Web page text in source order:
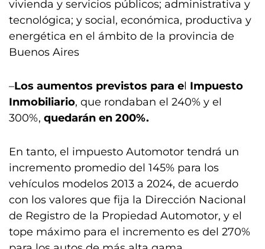
vivienda y servicios públicos; administrativa y
tecnológica; y social, económica, productiva y
energética en el ámbito de la provincia de
Buenos Aires
–Los aumentos previstos para el Impuesto
Inmobiliario, que rondaban el 240% y el
300%, quedarán en 200%.
En tanto, el impuesto Automotor tendrá un
incremento promedio del 145% para los
vehículos modelos 2013 a 2024, de acuerdo
con los valores que fija la Dirección Nacional
de Registro de la Propiedad Automotor, y el
tope máximo para el incremento es del 270%